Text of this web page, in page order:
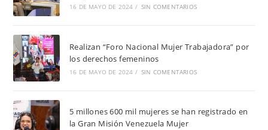
16 DE MAYO DE 2024 / SIN COMENTARIOS
Realizan “Foro Nacional Mujer Trabajadora” por
los derechos femeninos
16 DE MAYO DE 2024 / SIN COMENTARIOS
5 millones 600 mil mujeres se han registrado en
la Gran Misión Venezuela Mujer